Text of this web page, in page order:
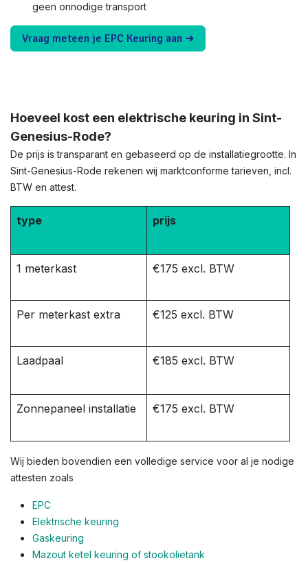
geen onnodige transport
Vraag meteen je EPC Keuring aan ➜
Hoeveel kost een elektrische keuring in Sint-
Genesius-Rode?
De prijs is transparant en gebaseerd op de installatiegrootte. In
Sint-Genesius-Rode rekenen wij marktconforme tarieven, incl.
BTW en attest.
type prijs
1 meterkast €175 excl. BTW
Per meterkast extra €125 excl. BTW
Laadpaal €185 excl. BTW
Zonnepaneel installatie €175 excl. BTW
Wij bieden bovendien een volledige service voor al je nodige
attesten zoals
EPC
Elektrische keuring
Gaskeuring
Mazout ketel keuring of stookolietank